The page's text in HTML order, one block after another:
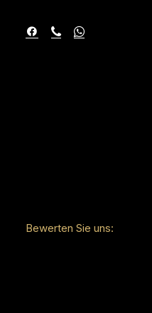
Bewerten Sie uns: